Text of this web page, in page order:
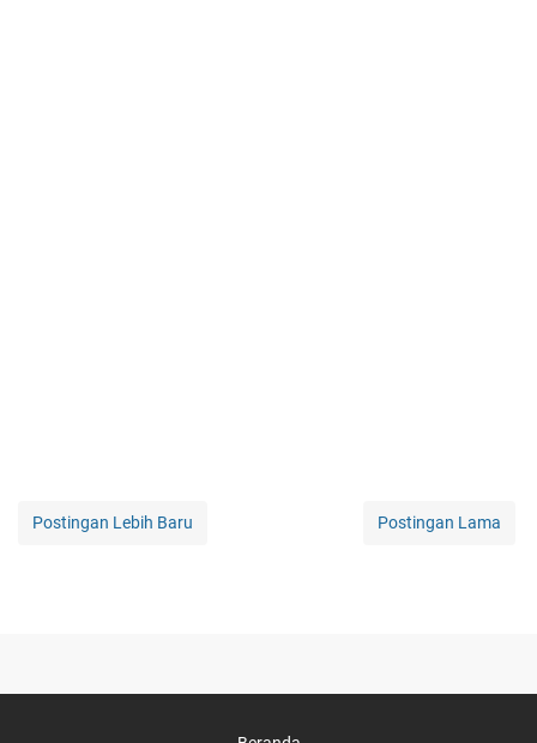
Postingan Lebih Baru Postingan Lama